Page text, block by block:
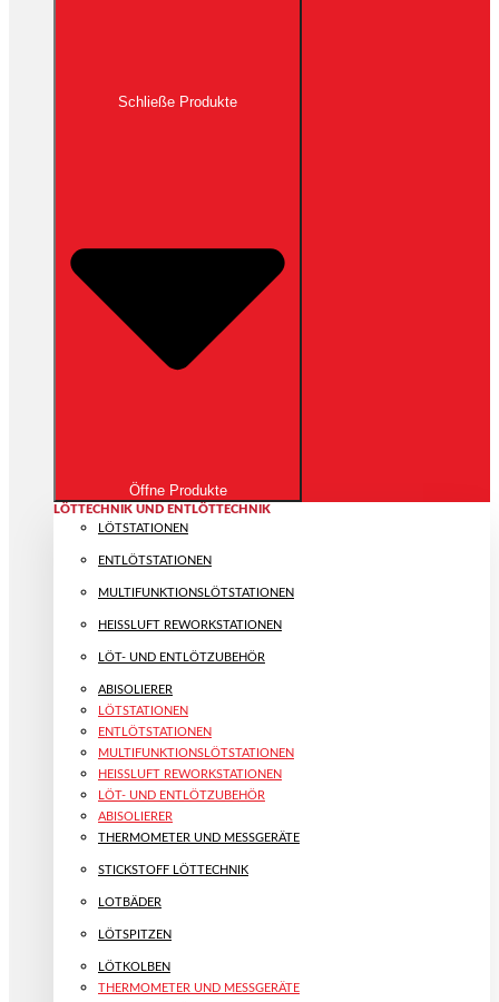
Schließe Produkte
Öffne Produkte
LÖTTECHNIK UND ENTLÖTTECHNIK
LÖTSTATIONEN
ENTLÖTSTATIONEN
MULTIFUNKTIONS­LÖTSTATIONEN
HEISSLUFT REWORKSTATIONEN
LÖT- UND ENTLÖTZUBEHÖR
ABISOLIERER
LÖTSTATIONEN
ENTLÖTSTATIONEN
MULTIFUNKTIONS­LÖTSTATIONEN
HEISSLUFT REWORKSTATIONEN
LÖT- UND ENTLÖTZUBEHÖR
ABISOLIERER
THERMOMETER UND MESSGERÄTE
STICKSTOFF LÖTTECHNIK
LOTBÄDER
LÖTSPITZEN
LÖTKOLBEN
THERMOMETER UND MESSGERÄTE